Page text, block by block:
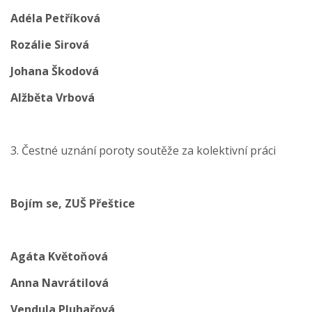
Adéla Petříková
Rozálie Sirová
Johana Škodová
Alžběta Vrbová
3. Čestné uznání poroty soutěže za kolektivní práci
Bojím se, ZUŠ Přeštice
Agáta Květoňová
Anna Navrátilová